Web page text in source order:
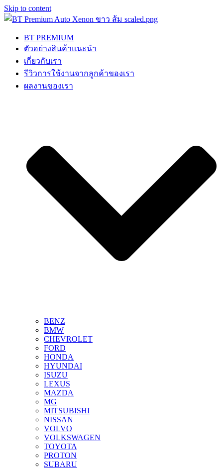
Skip to content
BT PREMIUM
ตัวอย่างสินค้าแนะนำ
เกี่ยวกับเรา
รีวิวการใช้งานจากลูกค้าของเรา
ผลงานของเรา
BENZ
BMW
CHEVROLET
FORD
HONDA
HYUNDAI
ISUZU
LEXUS
MAZDA
MG
MITSUBISHI
NISSAN
VOLVO
VOLKSWAGEN
TOYOTA
PROTON
SUBARU